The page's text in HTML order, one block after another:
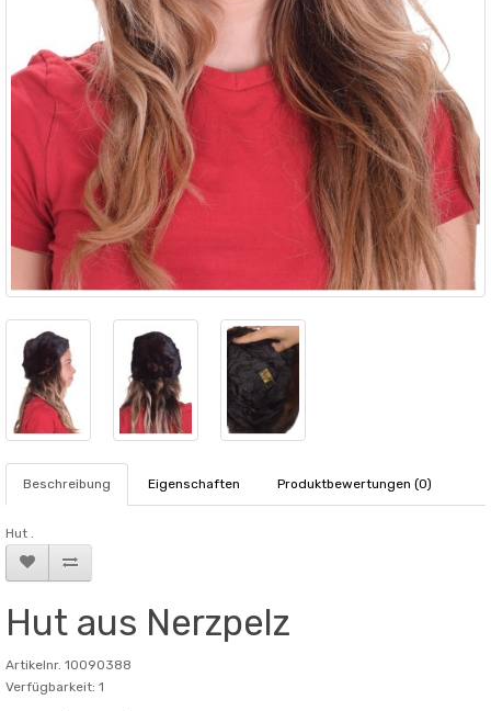
Beschreibung Eigenschaften Produktbewertungen (0)
Hut .
Hut aus Nerzpelz
Artikelnr. 10090388
Verfügbarkeit: 1